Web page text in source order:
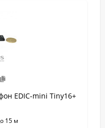
EDIC-mini Tiny16+
15 м